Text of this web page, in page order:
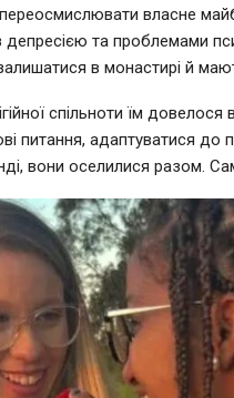
переосмислювати власне
депресією та проблемами
в монастирі й
спільноти їм
питання, адаптуватися
вони оселилися разом.